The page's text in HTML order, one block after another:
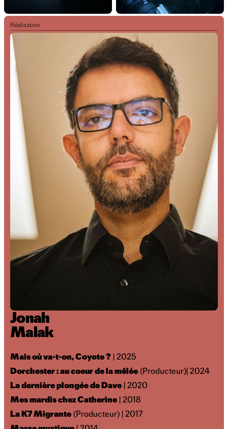
Réalisation
Jonah
Malak
Mais où va-t-on, Coyote ? | 2025
Dorchester : au coeur de la mêlée (Producteur)| 2024
La dernière plongée de Dave | 2020
Mes mardis chez Catherine | 2018
La K7 Migrante (Producteur) | 2017